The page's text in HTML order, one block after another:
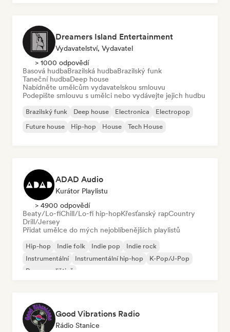
Dreamers Island Entertainment
Vydavatelství, Vydavatel
> 1000 odpovědí
Basová hudbaBrazilská hudbaBrazilský funk
Taneční hudbaDeep house
Nabídněte umělcům vydavatelskou smlouvu
Podepište smlouvu s umělci nebo vydávejte jejich hudbu
Brazilský funk Deep house Electronica
Electropop
Future house
Hip-hop House Tech House
ADAD Audio
Kurátor Playlistu
> 4900 odpovědí
Beaty/Lo-fiChill/Lo-fi hip-hopKřesťanský rapCountry
Drill/Jersey
Přidat umělce do mých nejoblíbenějších playlistů
Hip-hop Indie folk Indie pop
Indie rock
Instrumentální
Instrumentální hip-hop
K-Pop/J-Pop
Rap v angličtině
Good Vibrations Radio
Rádio Stanice